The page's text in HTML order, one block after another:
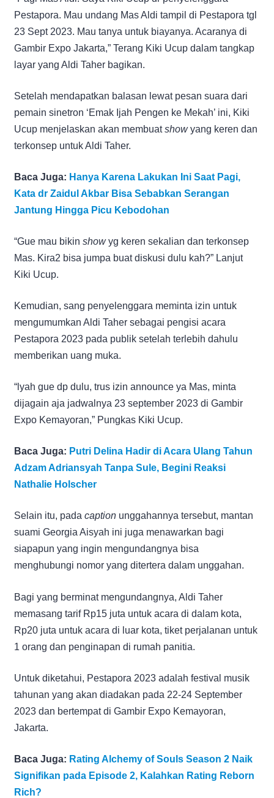
Pestapora. Mau undang Mas Aldi tampil di Pestapora tgl
23 Sept 2023. Mau tanya untuk biayanya. Acaranya di
Gambir Expo Jakarta,” Terang Kiki Ucup dalam tangkap
layar yang Aldi Taher bagikan.
Setelah mendapatkan balasan lewat pesan suara dari
pemain sinetron ‘Emak Ijah Pengen ke Mekah’ ini, Kiki
Ucup menjelaskan akan membuatshowyang keren dan
terkonsep untuk Aldi Taher.
Baca Juga: Hanya Karena Lakukan Ini Saat Pagi,
Kata dr Zaidul Akbar Bisa Sebabkan Serangan
Jantung Hingga Picu Kebodohan
“Gue mau bikin showyg keren sekalian dan terkonsep
Mas. Kira2 bisa jumpa buat diskusi dulu kah?” Lanjut
Kiki Ucup.
Kemudian, sang penyelenggara meminta izin untuk
mengumumkan Aldi Taher sebagai pengisi acara
Pestapora 2023 pada publik setelah terlebih dahulu
memberikan uang muka.
“lyah gue dp dulu, trus izin announce ya Mas, minta
dijagain aja jadwalnya 23 september 2023 di Gambir
Expo Kemayoran,” Pungkas Kiki Ucup.
Baca Juga: Putri Delina Hadir di Acara Ulang Tahun
Adzam Adriansyah Tanpa Sule, Begini Reaksi
Nathalie Holscher
Selain itu, pada caption unggahannya tersebut, mantan
suami Georgia Aisyah ini juga menawarkan bagi
siapapun yang ingin mengundangnya bisa
menghubungi nomor yang ditertera dalam unggahan.
Bagi yang berminat mengundangnya, Aldi Taher
memasang tarif Rp15 juta untuk acara di dalam kota,
Rp20 juta untuk acara di luar kota, tiket perjalanan untuk
1 orang dan penginapan di rumah panitia.
Untuk diketahui, Pestapora 2023 adalah festival musik
tahunan yang akan diadakan pada 22-24 September
2023 dan bertempat di Gambir Expo Kemayoran,
Jakarta.
Baca Juga: Rating Alchemy of Souls Season 2 Naik
Signifikan pada Episode 2, Kalahkan Rating Reborn
Rich?